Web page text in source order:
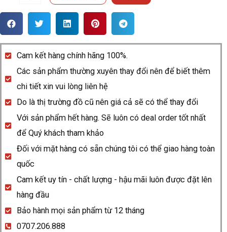
Rado
R14135156
quantity
Cam kết hàng chính hãng 100%.
Các sản phẩm thường xuyên thay đổi nên để biết thêm
chi tiết xin vui lòng liên hệ
Do là thị trường đồ cũ nên giá cả sẽ có thể thay đổi
Với sản phẩm hết hàng. Sẽ luôn có deal order tốt nhất
để Quý khách tham khảo
Đối với mặt hàng có sẵn chúng tôi có thể giao hàng toàn
quốc
Cam kết uy tín - chất lượng - hậu mãi luôn được đặt lên
hàng đầu
Bảo hành mọi sản phẩm từ 12 tháng
0707.206.888